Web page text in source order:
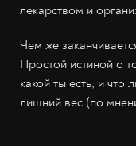
лекарством и
Чем же
Простой истиной о
какой ты есть, и
лишний вес (по